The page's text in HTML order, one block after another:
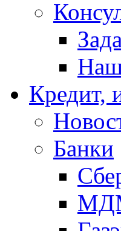
Кредит,
Банки